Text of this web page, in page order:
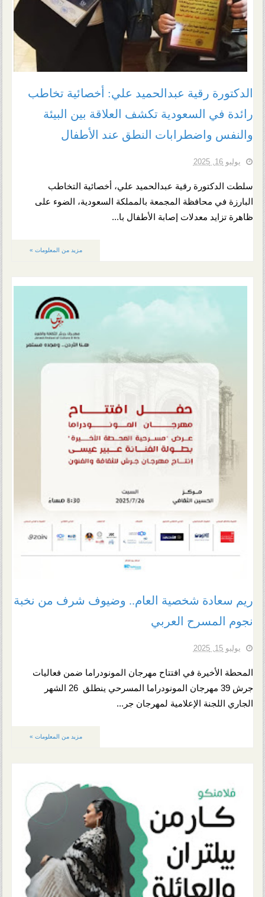
الدكتورة رقية عبدالحميد علي: أخصائية تخاطب
رائدة في السعودية تكشف العلاقة بين البيئة
والنفس واضطرابات النطق عند الأطفال
يوليو 16, 2025
سلطت الدكتورة رقية عبدالحميد علي، أخصائية التخاطب
البارزة في محافظة المجمعة بالمملكة السعودية، الضوء على
ظاهرة تزايد معدلات إصابة الأطفال با...
مزيد من المعلومات »
ريم سعادة شخصية العام.. وضيوف شرف من نخبة
نجوم المسرح العربي
يوليو 15, 2025
المحطة الأخيرة في افتتاح مهرجان المونودراما ضمن فعاليات
جرش 39 مهرجان المونودراما المسرحي ينطلق 26 الشهر
الجاري اللجنة الإعلامية لمهرجان جر...
مزيد من المعلومات »